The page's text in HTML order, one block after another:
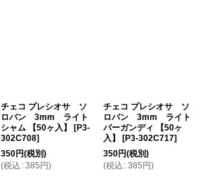
チェコ プレシオサ ソ
ロバン 3mm ライト
シャム 【50ヶ入】
[P3-
302C708]
350円(税別)
(税込 : 385 円)
チェコ プレシオサ ソ
ロバン 3mm ライト
バーガンディ 【50ヶ
入】
[P3-302C717]
350円(税別)
(税込 : 385 円)